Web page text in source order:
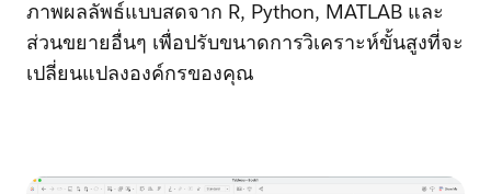
ภาพผลลัพธ์แบบสดจาก R, Python, MATLAB และ
ส่วนขยายอื่นๆ เพื่อปรับขนาดการวิเคราะห์ขั้นสูงที่จะ
เปลี่ยนแปลงองค์กรของคุณ